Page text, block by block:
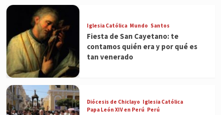
Iglesia Católica Mundo Santos
Fiesta de San Cayetano: te
contamos quién era y por qué es
tan venerado
Diócesis de Chiclayo Iglesia Católica
Papa León XIV en Perú Perú